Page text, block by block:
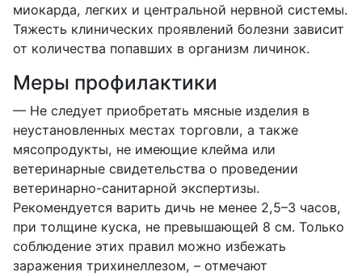
миокарда, легких и центральной нервной системы.
Тяжесть клинических проявлений болезни зависит
от количества попавших в организм личинок.
Меры профилактики
— Не следует приобретать мясные изделия в
неустановленных местах торговли, а также
мясопродукты, не имеющие клейма или
ветеринарные свидетельства о проведении
ветеринарно-санитарной экспертизы.
Рекомендуется варить дичь не менее 2,5–3 часов,
при толщине куска, не превышающей 8 см. Только
соблюдение этих правил можно избежать
заражения трихинеллезом, – отмечают